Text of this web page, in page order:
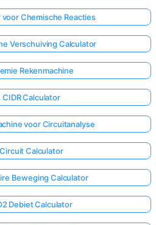
Chemische Reacties
Verschuiving Calculator
Rekenmachine
CIDR Calculator
voor Circuitanalyse
Calculator
Beweging Calculator
Debiet Calculator